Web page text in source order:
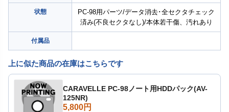
状態
PC-98用パーツ/データ消去･全セクタチェック
済み(不良セクタなし)/本体若干傷、汚れあり
付属品
上に似た商品の在庫はこちらです
CARAVELLE PC-98ノート用HDDパック(AV-
125NR)
5,800円